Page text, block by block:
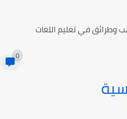
وطرائق في تعليم اللغات
0